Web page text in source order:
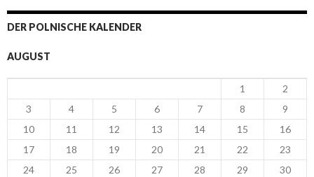
DER POLNISCHE KALENDER
AUGUST
1
2
3
4 5 6 7 8
9
10
11 12 13 14 15
16
17
18 19 20 21 22
23
24
25 26 27 28 29
30